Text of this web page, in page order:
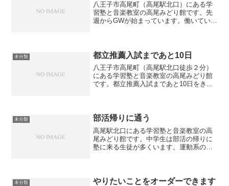
八王子市高尾町（高尾駅北口）にある学
習塾と音楽教室の高尾みどり館です。先
週からGWが始まっています。働いている
ッスンがあります。また明...
未分類 都立推薦入試まであと10日
八王子市高尾町（高尾駅北口徒歩２分）
にある学習塾と音楽教室の高尾みどり館
です。都立推薦入試まであと10日をきり
を何回も書いているうち...
未分類 部活帰りに通う
高尾駅北口にある学習塾と音楽教室の高
尾みどり館です。中学生は部活の帰りに
塾に来る生徒が多くいます。運動系の部
ズムができてくると、時間...
未分類 やりたいことをオーダーできます